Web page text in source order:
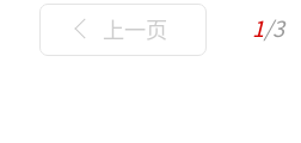
上一页 1/3